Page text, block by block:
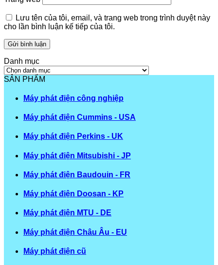
Lưu tên của tôi, email, và trang web trong trình duyệt này
cho lần bình luận kế tiếp của tôi.
Danh mục
Danh
mục
SẢN PHẨM
Máy phát điện công nghiệp
Máy phát điện Cummins - USA
Máy phát điện Perkins - UK
Máy phát điện Mitsubishi - JP
Máy phát điện Baudouin - FR
Máy phát điện Doosan - KP
Máy phát điện MTU - DE
Máy phát điện Châu Âu - EU
Máy phát điện cũ